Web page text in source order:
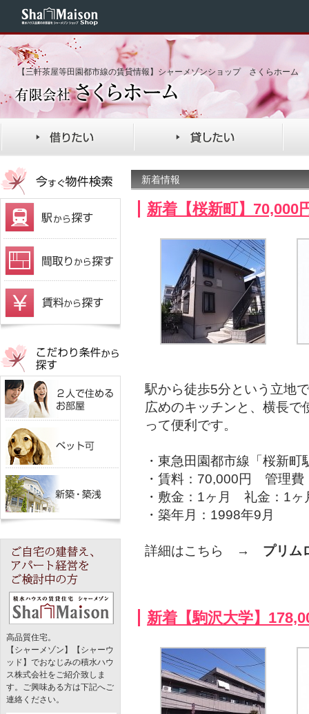
【三軒茶屋等田園都市線の賃貸情報】シャーメゾンショップ さくらホーム
高品質住宅。
【シャーメゾン】【シャーウ
ッド】でおなじみの積水ハウ
ス株式会社をご紹介致しま
す。ご興味ある方は下記へご
連絡ください。
新着情報
新着【桜新町】
駅から徒歩5分という立地
広めのキッチンと、横長
って便利です。
・東急田園都市線「桜新
・賃料：70,000円 管理費
・敷金：1ヶ月 礼金：1ヶ
・築年月：1998年9月
詳細はこちら → プリム
新着【駒沢大学】